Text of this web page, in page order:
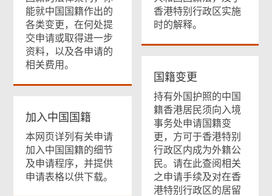
能就中国国籍作出的
各类变更，在何处提
交申请或取得进一步
资料，以及各申请的
相关费用。
香港特别行政区实施
时的解释。
国籍变更
持有外国护照的中国
籍香港居民须向入境
事务处申请国籍变
更，方可于香港特别
行政区内成为外籍公
民。请在此查阅相关
之申请手续及对在香
港特别行政区的居留
加入中国国籍
本网页详列有关申请
加入中国国籍的细节
及申请程序，并提供
申请表格以供下载。